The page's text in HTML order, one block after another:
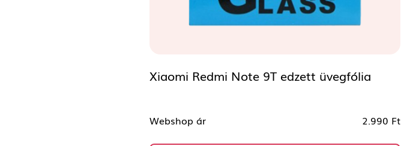
Xiaomi Redmi Note 9T edzett üvegfólia
Webshop ár 2.990 Ft